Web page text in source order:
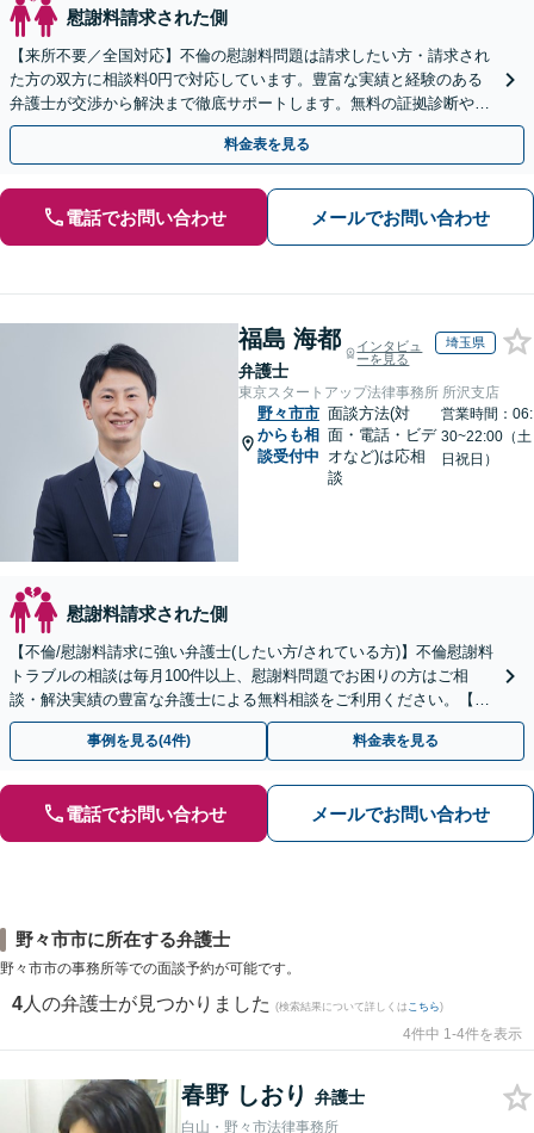
慰謝料請求された側
【来所不要／全国対応】不倫の慰謝料問題は請求したい方・請求され
た方の双方に相談料0円で対応しています。豊富な実績と経験のある
弁護士が交渉から解決まで徹底サポートします。無料の証拠診断や着
手金の返還保証もありますので安心してご相談ください。
料金表を見る
電話でお問い合わせ メールでお問い合わせ
福島 海都
弁護士
インタビュ
ーを見る
埼玉県
東京スタートアップ法律事務所 所沢支店
野々市市
からも相
談受付中
面談方法(対
面・電話・ビデ
オなど)は応相
談
営業時間：06:
30~22:00（土
日祝日）
慰謝料請求された側
【不倫/慰謝料請求に強い弁護士(したい方/されている方)】不倫慰謝料
トラブルの相談は毎月100件以上、慰謝料問題でお困りの方はご相
談・解決実績の豊富な弁護士による無料相談をご利用ください。【不
倫相談は初回0円】【全国対応】
事例を見る(4件) 料金表を見る
電話でお問い合わせ メールでお問い合わせ
野々市市に所在する弁護士
野々市市の事務所等での面談予約が可能です。
4 人の弁護士が見つかりました (検索結果について詳しくは こちら)
4件中 1-4件を表示
春野 しおり 弁護士
白山・野々市法律事務所